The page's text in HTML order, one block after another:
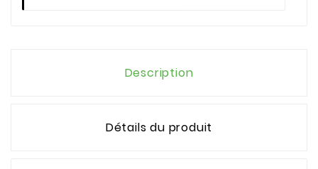
Description
Détails du produit